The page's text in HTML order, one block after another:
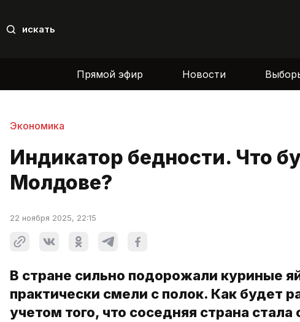
искать
Прямой эфир Новости
Экономика
Индикатор бедности. Что
Молдове?
22 ноября 2025, 22:15
В стране сильно подорожали куриные
практически смели с полок. Как будет
учетом того, что соседняя страна